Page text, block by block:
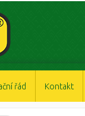
řád Kontakt